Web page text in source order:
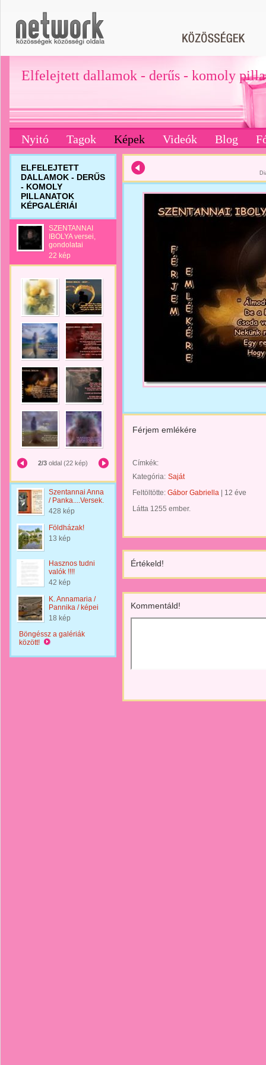
Elfelejtett dallamok - derűs - komoly
Nyitó Tagok Képek Videók Blog
ELFELEJTETT
DALLAMOK - DERŰS
- KOMOLY
PILLANATOK
KÉPGALÉRIÁI
SZENTANNAI
IBOLYA versei,
gondolatai
22 kép
2/3 oldal (22 kép)
Szentannai Anna
/ Panka....Versek.
428 kép
Földházak!
13 kép
Hasznos tudni
valók !!!!
42 kép
K. Annamaria /
Pannika / képei
18 kép
Böngéssz a galériák
között!
Férjem emlékére
Címkék:
Kategória: Saját
Feltöltötte: Gábor Gabriella
12 éve
Látta 1255 ember.
Értékeld!
Kommentáld!